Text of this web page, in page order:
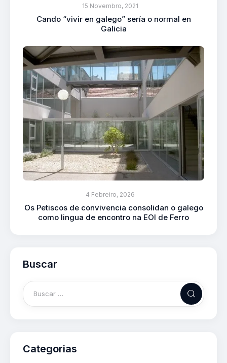
15 Novembro, 2021
Cando “vivir en galego” sería o normal en
Galicia
4 Febreiro, 2026
Os Petiscos de convivencia consolidan o galego
como lingua de encontro na EOI de Ferro
Buscar
Categorias